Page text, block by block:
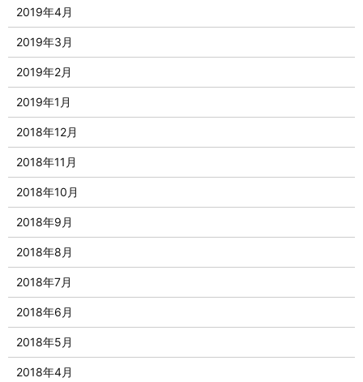
2019年4月
2019年3月
2019年2月
2019年1月
2018年12月
2018年11月
2018年10月
2018年9月
2018年8月
2018年7月
2018年6月
2018年5月
2018年4月